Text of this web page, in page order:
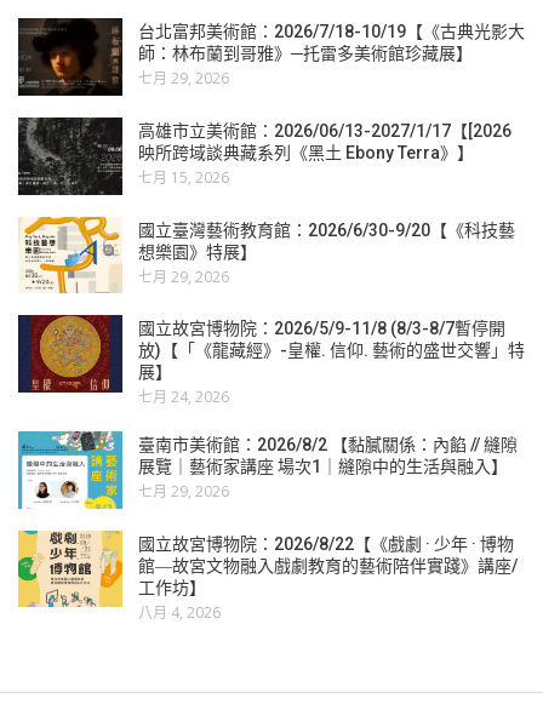
台北富邦美術館：2026/7/18-10/19【《古典光影大
師：林布蘭到哥雅》─托雷多美術館珍藏展】
七月 29, 2026
高雄市立美術館：2026/06/13-2027/1/17【[2026
映所跨域談典藏系列《黑土 Ebony Terra》】
七月 15, 2026
國立臺灣藝術教育館：2026/6/30-9/20【《科技藝
想樂園》特展】
七月 29, 2026
國立故宮博物院：2026/5/9-11/8 (8/3-8/7暫停開
放)【「《龍藏經》-皇權. 信仰. 藝術的盛世交響」特
展】
七月 24, 2026
臺南市美術館：2026/8/2 【黏膩關係：內餡 // 縫隙
展覽｜藝術家講座 場次1｜縫隙中的生活與融入】
七月 29, 2026
國立故宮博物院：2026/8/22【《戲劇 · 少年 · 博物
館―故宮文物融入戲劇教育的藝術陪伴實踐》講座/
工作坊】
八月 4, 2026